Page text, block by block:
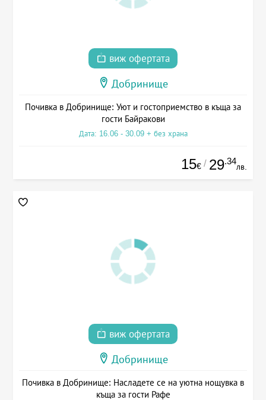
виж офертата
Добринище
Почивка в Добринище: Уют и гостоприемство в къща за
гости Байракови
Дата: 16.06 - 30.09 + без храна
15€ / 29.34
лв.
виж офертата
Добринище
Почивка в Добринище: Насладете се на уютна нощувка в
къща за гости Рафе